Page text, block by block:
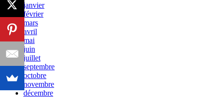
janvier
février
mars
avril
mai
juin
juillet
septembre
octobre
novembre
décembre